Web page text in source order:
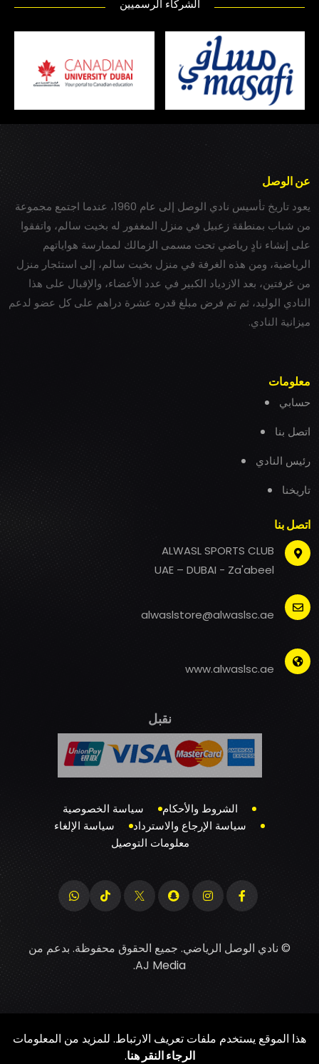
الشركاء الرسميين
عن الوصل
يعود تاريخ تأسيس نادي الوصل إلى عام 1960، عندما اجتمع مجموعة
من شباب بمنطقة زعبيل في منزل المغفور له بخيت سالم، واتفقوا
على إنشاء نادٍ رياضي تحت مسمى الزمالك لممارسة هواياتهم
الرياضية، ومن هذه الغرفة في منزل بخيت سالم، إلى استئجار منزل
من غرفتين، بعد الازدياد الكبير في عدد الأعضاء، والإقبال على هذا
النادي الوليد، ثم تم فرض مبلغ قدره عشرة دراهم على كل عضو لدعم
ميزانية النادي.
معلومات
حسابي
اتصل بنا
رئيس النادي
تاريخنا
اتصل بنا
ALWASL SPORTS CLUB
UAE – DUBAI - Za'abeel
alwaslstore@alwaslsc.ae
www.alwaslsc.ae
نقبل
الشروط والأحكام
سياسة الخصوصية
سياسة الإرجاع والاسترداد
سياسة الإلغاء
معلومات التوصيل
© نادي الوصل الرياضي. جميع الحقوق محفوظة. بدعم من
AJ Media
.
هذا الموقع يستخدم ملفات تعريف الارتباط. للمزيد من المعلومات
الرجاء النقر هنا.